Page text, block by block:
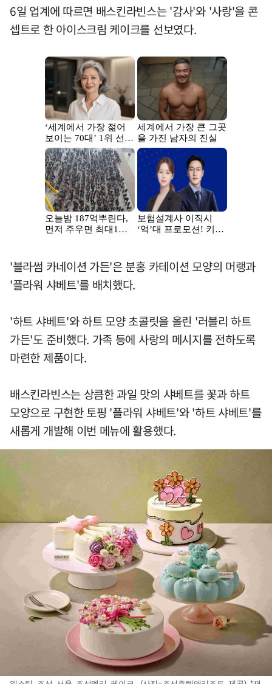
6일 업계에 따르면 배스킨라빈스는 '감사'와 '사랑'을 콘
셉트로 한 아이스크림 케이크를 선보였다.
'블라썸 카네이션 가든'은 분홍 카테이션 모양의 머랭과
'플라워 샤베트'를 배치했다.
'하트 샤베트'와 하트 모양 초콜릿을 올린 '러블리 하트
가든'도 준비했다. 가족 등에 사랑의 메시지를 전하도록
마련한 제품이다.
배스킨라빈스는 상큼한 과일 맛의 샤베트를 꽃과 하트
모양으로 구현한 토핑 '플라워 샤베트'와 '하트 샤베트'를
새롭게 개발해 이번 메뉴에 활용했다.